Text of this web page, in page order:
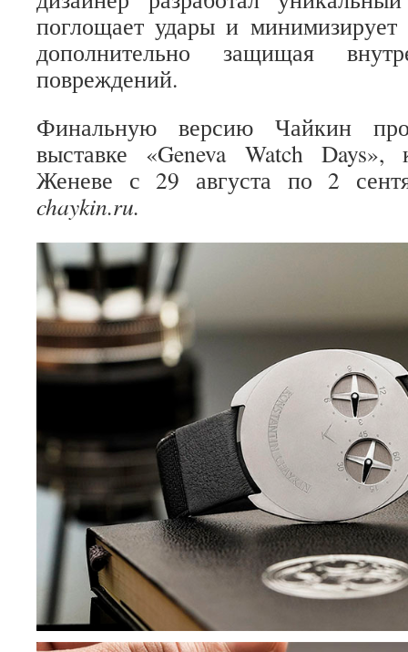
поглощает удары и минимизирует
дополнительно защищая
повреждений.
Финальную версию Чайкин
выставке «Geneva Watch Days»,
Женеве с 29 августа по 2
chaykin.ru.